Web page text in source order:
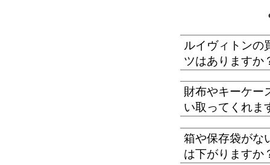
ルイヴィトンの
ツはありますか
財布やキーケー
い取ってくれま
箱や保存袋がな
は下がりますか